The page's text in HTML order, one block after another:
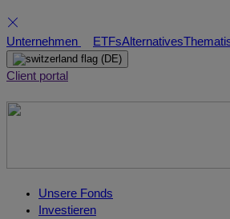
Skip
to
content
Unternehmen ETFsAlternatives
(DE)
Client portal
Unsere Fonds
Investieren